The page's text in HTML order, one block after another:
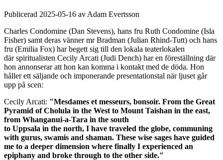
Publicerad 2025-05-16 av Adam Evertsson
Charles Condomine (Dan Stevens), hans fru Ruth Condomine (Isla
Fisher) samt deras vänner mr Bradman (Julian Rhind-Tutt) och hans
fru (Emilia Fox) har begett sig till den lokala teaterlokalen
där spiritualisten Cecily Arcati (Judi Dench) har en föreställning där
hon annonserar att hon kan komma i kontakt med de döda. Hon
håller ett säljande och imponerande presentationstal när ljuset går
upp på scen:
Cecily Arcati: "Mesdames et messeurs, bonsoir. From the Great
Pyramid of Cholula in the West to Mount Taishan in the east,
from Whanganui-a-Tara in the south
to Uppsala in the north, I have traveled the globe, communing
with gurus, swamis and shaman. These wise sages have guided
me to a deeper dimension where finally I experienced an
epiphany and broke through to the other side."